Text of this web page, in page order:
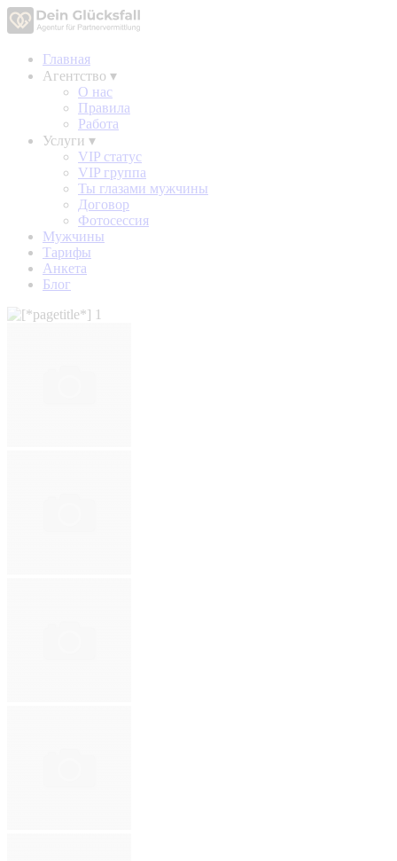
Главная
Агентство ▾
О нас
Правила
Работа
Услуги ▾
VIP статус
VIP группа
Ты глазами мужчины
Договор
Фотосессия
Мужчины
Тарифы
Анкета
Блог